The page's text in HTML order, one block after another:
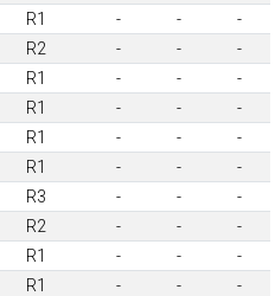
R1 - -
-
R2 - -
-
R1 - -
-
R1 - -
-
R1 - -
-
R1 - -
-
R3 - -
-
R2 - -
-
R1 - -
-
R1 - -
-